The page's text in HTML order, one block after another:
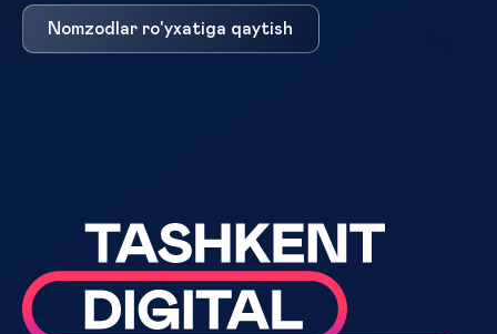
Nomzodlar ro'yxatiga qaytish